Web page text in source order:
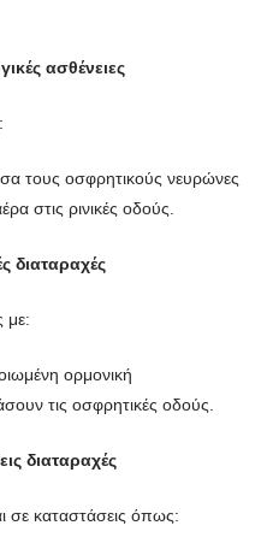
ασθένειες
τους οσφρητικούς νευρώνες
στις ρινικές οδούς.
διαταραχές
με:
ορμονική
τις οσφρητικές οδούς.
διαταραχές
σε καταστάσεις όπως: